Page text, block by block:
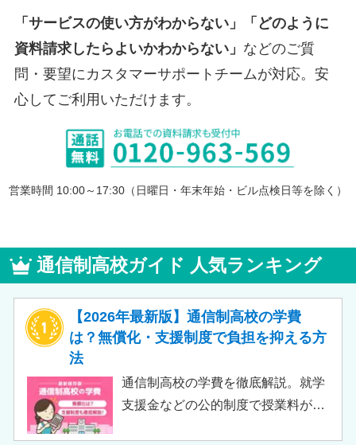
「サービスの使い方がわからない」「どのように
資料請求したらよいかわからない」 などのご質
問・要望にカスタマーサポートチームが対応。安
心してご利用いただけます。
営業時間 10:00～17:30（日曜日・年末年始・ビル点検日等を除く）
通信制高校ガイド 人気ランキング
【2026年最新版】通信制高校の学費
は？無償化・支援制度で負担を抑える方
法
通信制高校の学費を徹底解説。就学
支援金などの公的制度で授業料が実